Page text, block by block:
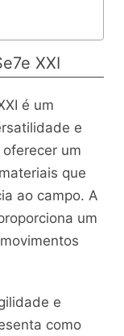
XXI
é um
e
um
que
ao campo. A
um
e
como